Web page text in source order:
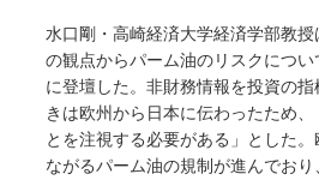
水口剛・高崎経済大学経済学部教
の観点からパーム油のリスクにつ
に登壇した。非財務情報を投資の
きは欧州から日本に伝わったため
とを注視する必要がある」とした
ながるパーム油の規制が進んでお